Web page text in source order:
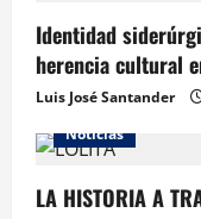
Identidad
herencia cultural
Luis José Santander
Noticias
LA HISTORIA A